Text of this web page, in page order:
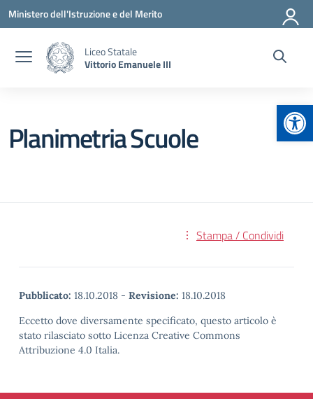
Vai ai contenuti
Vai al menu di navigazione
Vai al footer
Ministero dell'Istruzione e del Merito
Liceo Statale
Vittorio Emanuele III
Planimetria Scuole
Stampa / Condividi
Pubblicato: 18.10.2018 - Revisione: 18.10.2018
Eccetto dove diversamente specificato, questo articolo è
stato rilasciato sotto Licenza Creative Commons
Attribuzione 4.0 Italia.